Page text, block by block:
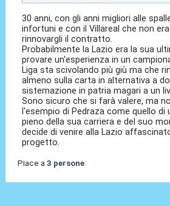
30 anni, con gli anni migliori alle
infortuni e con il Villareal che non
rinnovargli il contratto.
Probabilmente la Lazio era la sua
provare un'esperienza in un
Liga sta scivolando più giù ma che
almeno sulla carta in alternativa a
sistemazione in patria magari a un
Sono sicuro che si farà valere, ma
l'esempio di Pedraza come quello di
pieno della sua carriera e del suo
decide di venire alla Lazio
progetto.
Piace a 3 persone.